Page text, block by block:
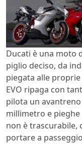
Ducati è una moto
piglio deciso, da
piegata alle
EVO ripaga con
pilota un
millimetro e pieghe
non è trascurabile,
portare a